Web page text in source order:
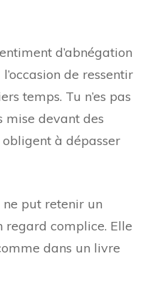
d’abnégation
de ressentir
temps. Tu n’es pas
mise devant des
à dépasser
put retenir un
regard complice. Elle
dans un livre